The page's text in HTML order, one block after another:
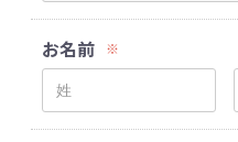
お名前 ※